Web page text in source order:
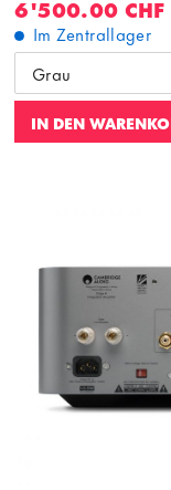
6'500.00 CHF
Im Zentrallager
Grau
IN DEN